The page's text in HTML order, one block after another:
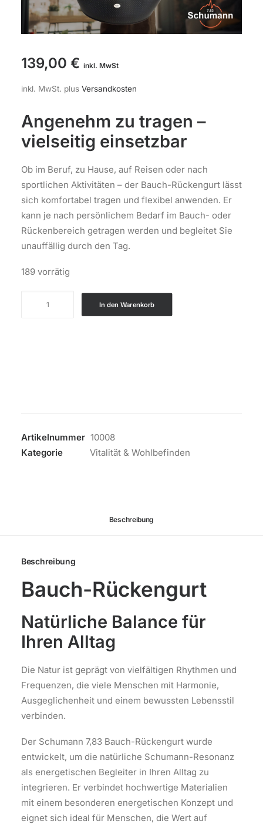
139,00 € inkl. MwSt
inkl. MwSt. plus Versandkosten
Angenehm zu tragen –
vielseitig einsetzbar
Ob im Beruf, zu Hause, auf Reisen oder nach
sportlichen Aktivitäten – der Bauch-Rückengurt lässt
sich komfortabel tragen und flexibel anwenden. Er
kann je nach persönlichem Bedarf im Bauch- oder
Rückenbereich getragen werden und begleitet Sie
unauffällig durch den Tag.
189 vorrätig
In den Warenkorb
Artikelnummer 10008
Kategorie
Vitalität & Wohlbefinden
Beschreibung
Beschreibung
Bauch-Rückengurt
Natürliche Balance für
Ihren Alltag
Die Natur ist geprägt von vielfältigen Rhythmen und
Frequenzen, die viele Menschen mit Harmonie,
Ausgeglichenheit und einem bewussten Lebensstil
verbinden.
Der Schumann 7,83 Bauch-Rückengurt wurde
entwickelt, um die natürliche Schumann-Resonanz
als energetischen Begleiter in Ihren Alltag zu
integrieren. Er verbindet hochwertige Materialien
mit einem besonderen energetischen Konzept und
eignet sich ideal für Menschen, die Wert auf